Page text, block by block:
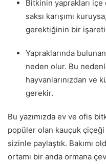
Bitkinin yaprakları içe
saksı karışımı
gerektiğinin bir
Yapraklarında
neden olur. Bu
hayvanlarınızdan ve
gerekir.
Bu yazımızda ev ve ofis
popüler olan kauçuk çiçeği
sizinle paylaştık. Bakımı
ortamı bir anda ormana